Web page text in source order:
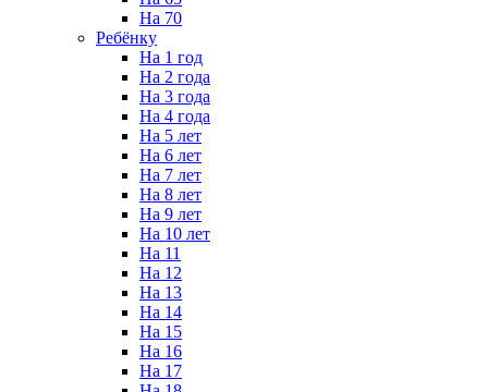
На 70
Ребёнку
На 1 год
На 2 года
На 3 года
На 4 года
На 5 лет
На 6 лет
На 7 лет
На 8 лет
На 9 лет
На 10 лет
На 11
На 12
На 13
На 14
На 15
На 16
На 17